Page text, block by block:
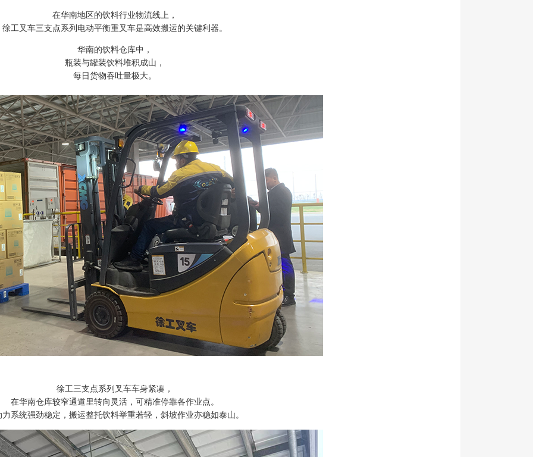
在华南地区的饮料行业物流线上，
徐工叉车三支点系列电动平衡重叉车是高效搬运的关键利器。
华南的饮料仓库中，
瓶装与罐装饮料堆积成山，
每日货物吞吐量极大。
徐工三支点系列叉车车身紧凑，
在华南仓库较窄通道里转向灵活，可精准停靠各作业点。
力系统强劲稳定，搬运整托饮料举重若轻，斜坡作业亦稳如泰山。